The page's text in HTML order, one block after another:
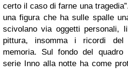
certo il caso di farne una
una figura che ha sulle spalle
scivolano via oggetti personali,
pittura, insomma i ricordi del
memoria. Sul fondo del
serie Inno alla notte ha come